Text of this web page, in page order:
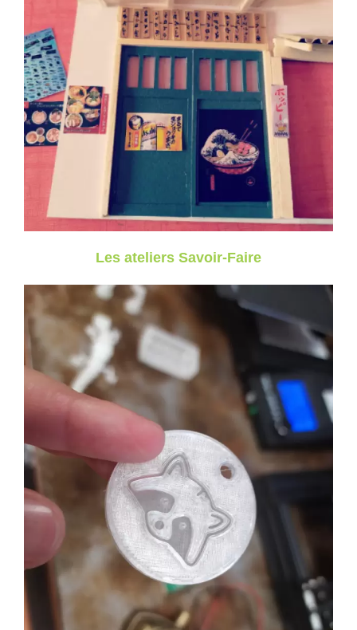
Les ateliers Savoir-Faire